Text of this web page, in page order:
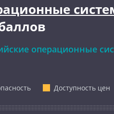
операционные
Доступность цен